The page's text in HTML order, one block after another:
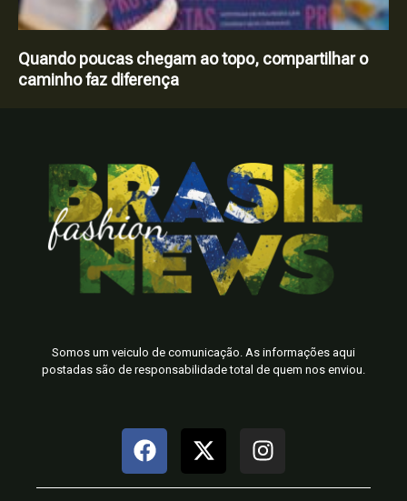
Quando poucas chegam ao topo, compartilhar o
caminho faz diferença
Somos um veiculo de comunicação. As informações aqui
postadas são de responsabilidade total de quem nos enviou.